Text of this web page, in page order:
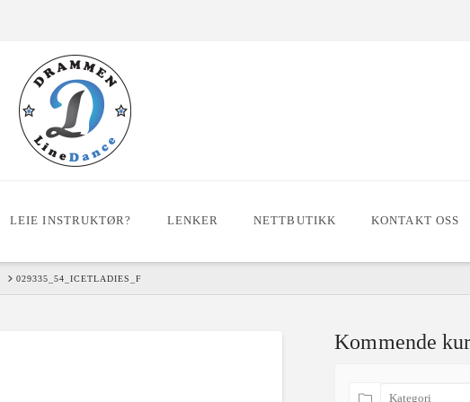
LEIE INSTRUKTØR? LENKER NETTBUTIKK KONTAKT OSS
029335_54_ICETLADIES_F
Kommende